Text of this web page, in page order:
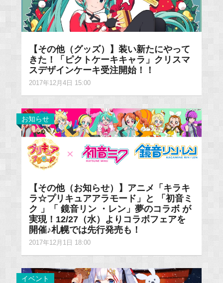
【その他（グッズ）】装い新たにやって
きた！「ピクトケーキキャラ」クリスマ
スデザインケーキ受注開始！！
2017年12月4日 15:00
お知らせ
【その他（お知らせ）】アニメ「キラキ
ラ☆プリキュアアラモード」と 「初音ミ
ク 」「 鏡音リン ・レン」夢のコラボ が
実現！12/27（水）よりコラボフェアを
開催♪札幌では先行発売も！
2017年12月1日 18:00
イベント